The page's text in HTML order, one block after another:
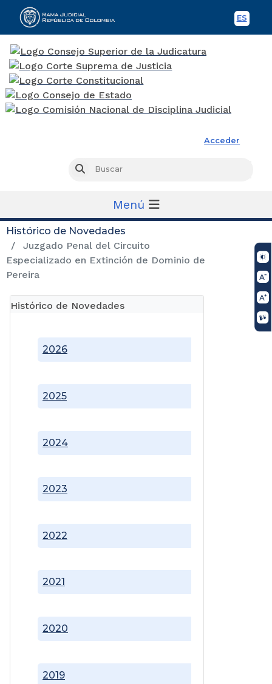
ES
Acceder
Buscar
Menú
Histórico de Novedades
Juzgado Penal del Circuito
Especializado en Extinción de Dominio de
Pereira
Histórico de Novedades
2019
2020
2021
2022
2023
2024
2025
2026